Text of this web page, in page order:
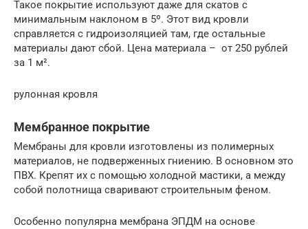
Такое покрытие используют даже для скатов с
минимальным наклоном в 5º. Этот вид кровли
справляется с гидроизоляцией там, где остальные
материалы дают сбой. Цена материала – от 250 рублей
за 1 м².
рулонная кровля
Мембранное покрытие
Мембраны для кровли изготовлены из полимерных
материалов, не подверженных гниению. В основном это
ПВХ. Крепят их с помощью холодной мастики, а между
собой полотнища сваривают строительным феном.
Особенно популярна мембрана ЭПДМ на основе